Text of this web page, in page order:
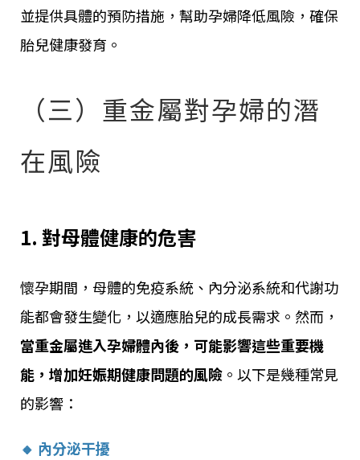
並提供具體的預防措施，幫助孕婦降低風險，確保
胎兒健康發育。
（三）重金屬對孕婦的潛
在風險
1. 對母體健康的危害
懷孕期間，母體的免疫系統、內分泌系統和代謝功
能都會發生變化，以適應胎兒的成長需求。然而，
當重金屬進入孕婦體內後，可能影響這些重要機
能，增加妊娠期健康問題的風險 。以下是幾種常見
的影響：
🔸 內分泌干擾